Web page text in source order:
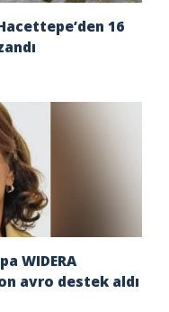
16
WIDERA
avro destek aldı